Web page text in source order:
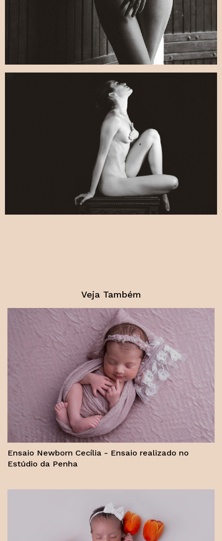
Veja Também
Ensaio Newborn Cecília - Ensaio realizado no
Estúdio da Penha